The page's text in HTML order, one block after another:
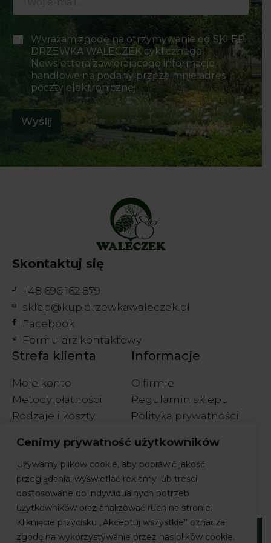
Cenimy prywatność użytkowników
Używamy plików cookie, aby poprawić jakość
przeglądania, wyświetlać reklamy lub treści
dostosowane do indywidualnych potrzeb
użytkowników oraz analizować ruch na stronie.
Kliknięcie przycisku „Akceptuj wszystkie” oznacza
zgodę na wykorzystywanie przez nas plików cookie.
a
E
m
P
Wyrażam zgodę na otrzymywanie od SKLEP
DRZEWKA WALECZEK cyklicznego
Newslettera zawierającego informacje
handlowe na podany przeze mnie adres
poczty elektronicznej.
Wyślij
Skontaktuj się
+48 696 162 879
sklep@kup.drzewkawaleczek.pl
Facebook
Formularz kontaktowy
Strefa klienta
Moje konto
Metody płatności
Rodzaje i koszty
Wymiany i zwroty
Informacje
O firmie
Regulamin sklepu
Polityka prywatności